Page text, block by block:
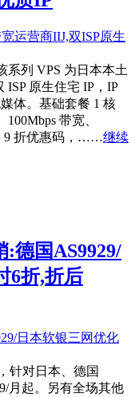
系列 VPS 为日本本土
ISP 原生住宅 IP，IP
体。基础套餐 1 核
带宽、
9 折优惠码，……继续
德国AS9929/
6折,折后
针对日本、德国
月起。另有全场其他